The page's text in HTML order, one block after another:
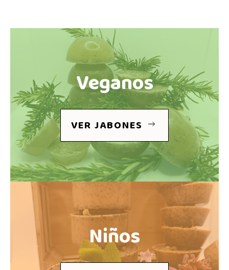
Veganos
VER JABONES
Niños